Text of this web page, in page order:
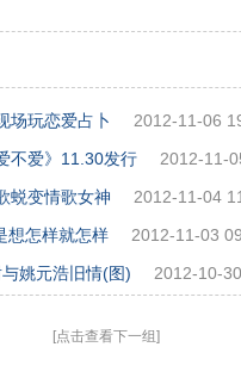
场玩恋爱占卜
2012-11-06
不爱》11.30发行
2012-11-
蜕变情歌女神
2012-11-04
想怎样就怎样
2012-11-03
姚元浩旧情(图)
2012-10-
[点击查看下一组]